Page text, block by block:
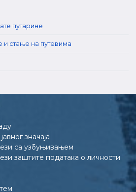
путарине
стање на путевима
значаја
са узбуњивањем
заштите података о личности